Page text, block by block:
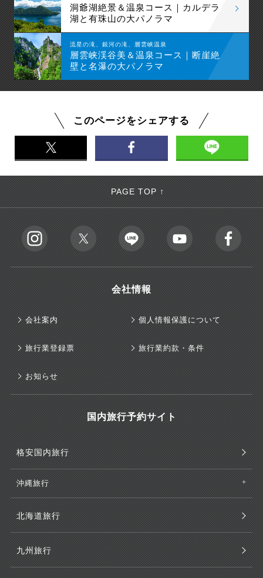
洞爺湖絶景＆温泉コース｜カルデラ
湖と有珠山の大パノラマ
流星の滝、銀河の滝、層雲峡温泉
層雲峡渓谷美＆温泉コース｜断崖絶
壁と名瀑の大パノラマ
このページをシェアする
PAGE TOP ↑
会社情報
会社案内 個人情報保護について
旅行業登録票 旅行業約款・条件
お知らせ
国内旅行予約サイト
格安国内旅行
沖縄旅行
北海道旅行
九州旅行